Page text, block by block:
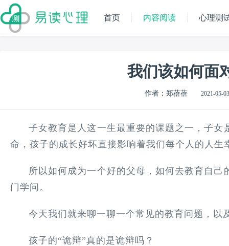
首页 内容阅读 心理测
我们该如何面
作者：郑蓓蓓 2021-05-
子女教育是人这一生最重要的课题之一，子
命，孩子的成长好坏直接影响着我们每个人的人生
所以如何成为一个好的父母，如何去教育自
门学问。
今天我们就来聊一聊一个常见的教育问题，以
孩子的“诡辩”真的是诡辩吗？